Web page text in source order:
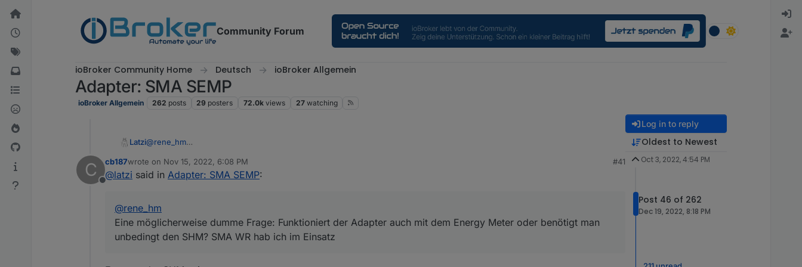
Skip to content
Community Forum
ioBroker Community Home Deutsch ioBroker Allgemein
Adapter: SMA SEMP
ioBroker Allgemein 262 posts 29 posters 72.0k views 27 watching
Latzi@rene_hm
SHM? SMA WR hab ich im Einsatz
C
Offline
cb187wrote on Nov 15, 2022, 6:08 PM
last edited by
#41
@latzi said in Adapter: SMA SEMP:
@rene_hm
Eine möglicherweise dumme Frage: Funktioniert der Adapter auch mit dem Energy Meter oder benötigt man
unbedingt den SHM? SMA WR hab ich im Einsatz
Log in to reply
Oldest to Newest
Oct 3, 2022, 4:54 PM
Post 46 of 262
Dec 19, 2022, 8:18 PM